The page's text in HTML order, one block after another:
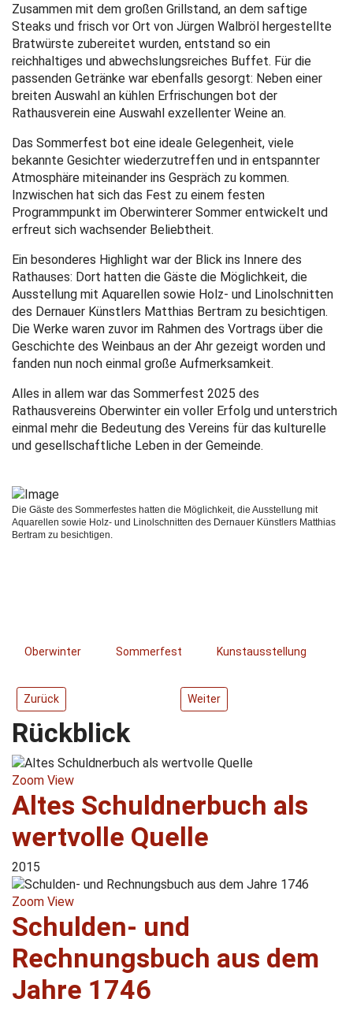
Zusammen mit dem großen Grillstand, an dem saftige
Steaks und frisch vor Ort von Jürgen Walbröl hergestellte
Bratwürste zubereitet wurden, entstand so ein
reichhaltiges und abwechslungsreiches Buffet. Für die
passenden Getränke war ebenfalls gesorgt: Neben einer
breiten Auswahl an kühlen Erfrischungen bot der
Rathausverein eine Auswahl exzellenter Weine an.
Das Sommerfest bot eine ideale Gelegenheit, viele
bekannte Gesichter wiederzutreffen und in entspannter
Atmosphäre miteinander ins Gespräch zu kommen.
Inzwischen hat sich das Fest zu einem festen
Programmpunkt im Oberwinterer Sommer entwickelt und
erfreut sich wachsender Beliebtheit.
Ein besonderes Highlight war der Blick ins Innere des
Rathauses: Dort hatten die Gäste die Möglichkeit, die
Ausstellung mit Aquarellen sowie Holz- und Linolschnitten
des Dernauer Künstlers Matthias Bertram zu besichtigen.
Die Werke waren zuvor im Rahmen des Vortrags über die
Geschichte des Weinbaus an der Ahr gezeigt worden und
fanden nun noch einmal große Aufmerksamkeit.
Alles in allem war das Sommerfest 2025 des
Rathausvereins Oberwinter ein voller Erfolg und unterstrich
einmal mehr die Bedeutung des Vereins für das kulturelle
und gesellschaftliche Leben in der Gemeinde.
Die Gäste des Sommerfestes hatten die Möglichkeit, die Ausstellung mit
Aquarellen sowie Holz- und Linolschnitten des Dernauer Künstlers Matthias
Bertram zu besichtigen.
Oberwinter Sommerfest Kunstausstellung
Vorheriger Beitrag: Dr. J. Haffke "Weinbaugeschichte im Ahrtal"
Zurück Nächster Beitrag: Besuch des
Weiter
Rückblick
Zoom View
Altes Schuldnerbuch als
wertvolle Quelle
2015
Zoom View
Schulden- und
Rechnungsbuch aus dem
Jahre 1746